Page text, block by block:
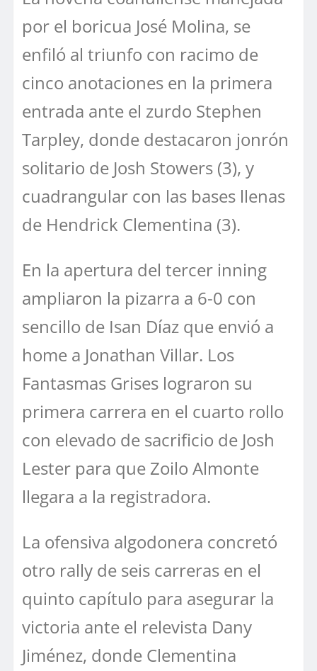
por el boricua José Molina, se
enfiló al triunfo con racimo de
cinco anotaciones en la primera
entrada ante el zurdo Stephen
Tarpley, donde destacaron jonrón
solitario de Josh Stowers (3), y
cuadrangular con las bases llenas
de Hendrick Clementina (3).
En la apertura del tercer inning
ampliaron la pizarra a 6-0 con
sencillo de Isan Díaz que envió a
home a Jonathan Villar. Los
Fantasmas Grises lograron su
primera carrera en el cuarto rollo
con elevado de sacrificio de Josh
Lester para que Zoilo Almonte
llegara a la registradora.
La ofensiva algodonera concretó
otro rally de seis carreras en el
quinto capítulo para asegurar la
victoria ante el relevista Dany
Jiménez, donde Clementina